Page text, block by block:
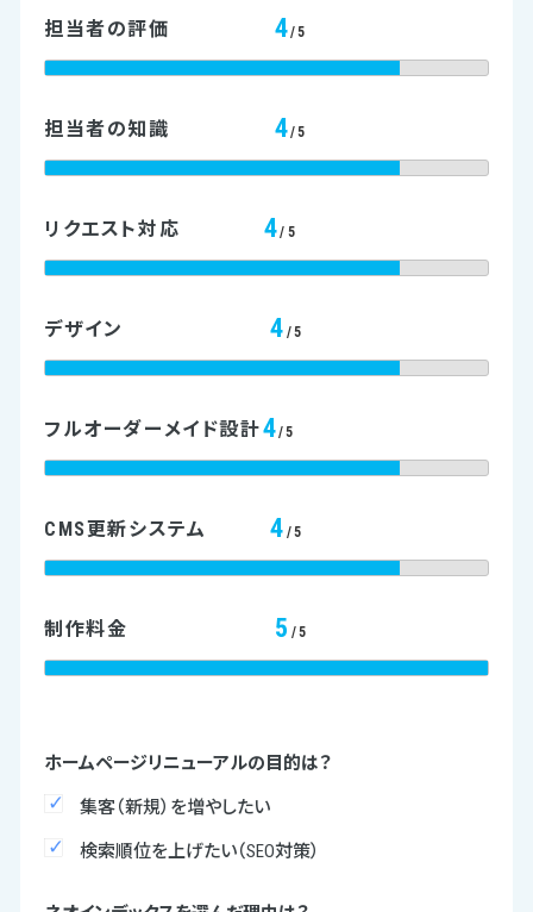
担当者の評価 4/5
担当者の知識 4/5
リクエスト対応 4/5
デザイン 4 /5
フルオーダーメイド設計4/5
CMS更新システム 4 /5
制作料金 5 /5
ホームページリニューアルの目的は？
集客（新規）を増やしたい
検索順位を上げたい（SEO対策）